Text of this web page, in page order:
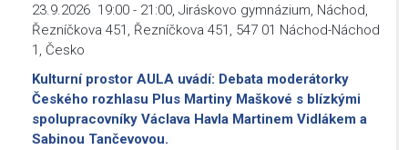
23.9.2026 19:00 - 21:00, Jiráskovo gymnázium, Náchod,
Řezníčkova 451, Řezníčkova 451, 547 01 Náchod-Náchod
1, Česko
Kulturní prostor AULA uvádí: Debata moderátorky
Českého rozhlasu Plus Martiny Maškové s blízkými
spolupracovníky Václava Havla Martinem Vidlákem a
Sabinou Tančevovou.